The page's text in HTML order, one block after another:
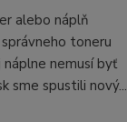
alebo náplň
toneru
nemusí byť
sme spustili nový...